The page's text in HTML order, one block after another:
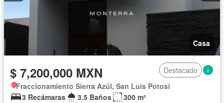
Casa
$ 7,200,000 MXN
Destacado
Fraccionamiento Sierra Azúl, San Luis Potosí
3 Recámaras
3.5 Baños
300 m²